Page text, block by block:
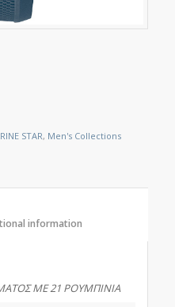
STAR, Men's Collections
ΜΕ 21 ΡΟΥΜΠΙΝΙΑ